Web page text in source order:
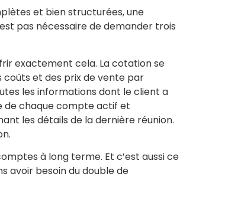
et bien structurées, une
pas nécessaire de demander trois
exactement cela. La cotation se
et des prix de vente par
les informations dont le client a
de chaque compte actif et
les détails de la dernière réunion.
à long terme. Et c’est aussi ce
avoir besoin du double de